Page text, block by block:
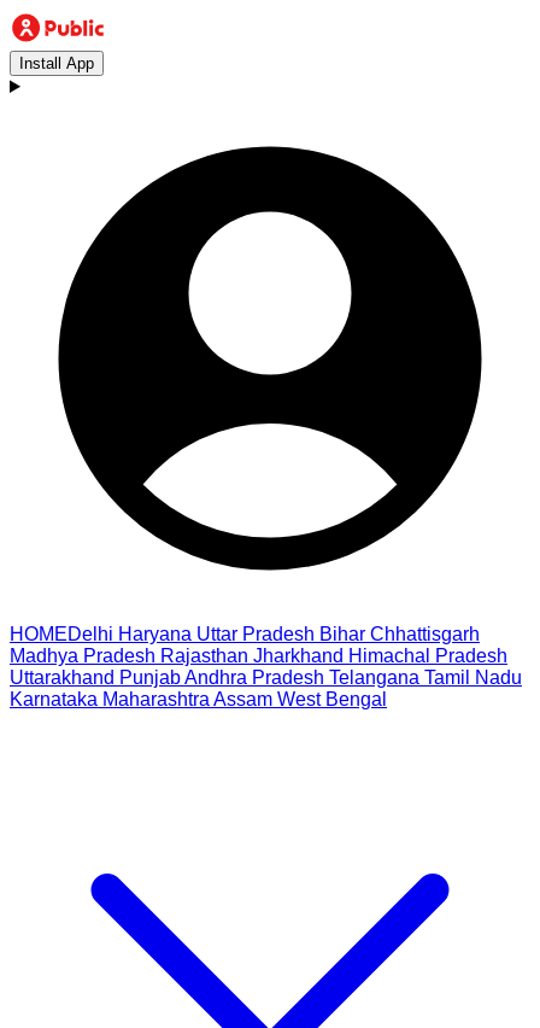
Install App
HOMEDelhi Haryana Uttar Pradesh Bihar Chhattisgarh
Madhya Pradesh Rajasthan Jharkhand Himachal Pradesh
Uttarakhand PunjabAndhra Pradesh Telangana Tamil Nadu
Karnataka Maharashtra Assam West Bengal